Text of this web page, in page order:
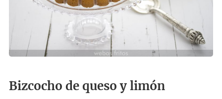
Bizcocho de queso y limón